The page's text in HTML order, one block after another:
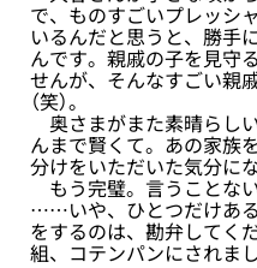
で、ものすごいプレッシ
いるんだと思うと、勝手
んです。親戚の子を見守
せんが、そんなすごい親
（笑）。
奥さまがまた素晴らし
んまで賢くて。あの家族
分けをいただいた気分に
もう完璧。言うことない
……いや、ひとつだけあ
をするのは、勘弁してく
組、コテンパンにされま